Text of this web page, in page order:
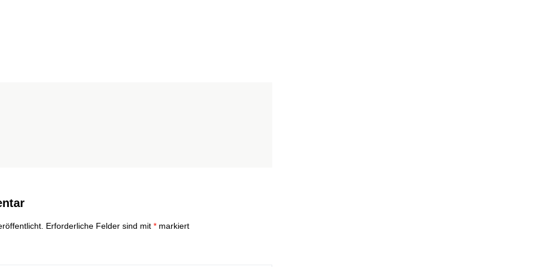
Erforderliche Felder sind mit * markiert